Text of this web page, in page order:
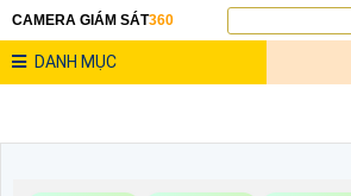
CAMERA GIÁM SÁT360
DANH MỤC